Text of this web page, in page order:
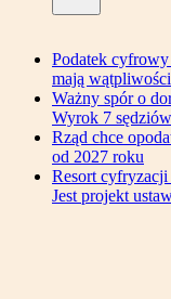
Podatek
mają wątpliwości
Ważny spór o
Wyrok 7
Rząd chce
od 2027 roku
Resort
Jest projekt